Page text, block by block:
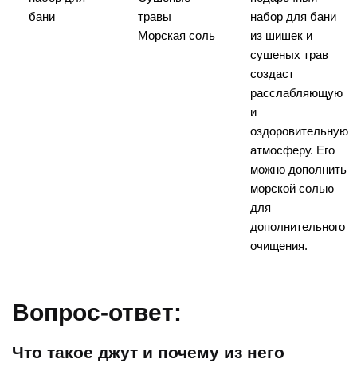
бани
травы
Морская соль
набор для бани
из шишек и
сушеных трав
создаст
расслабляющую
и
оздоровительную
атмосферу. Его
можно дополнить
морской солью
для
дополнительного
очищения.
Вопрос-ответ:
Что такое джут и почему из него